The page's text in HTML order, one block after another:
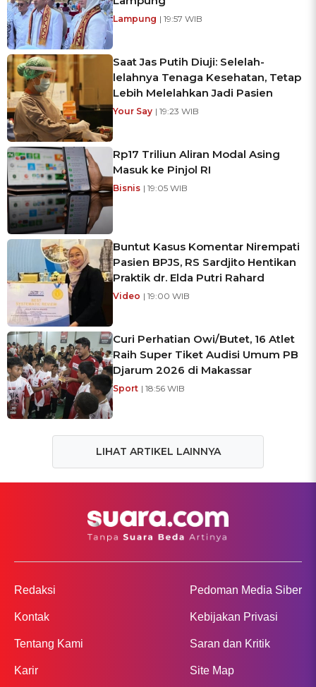
Lampung | 19:57 WIB
Saat Jas Putih Diuji: Selelah-
lelahnya Tenaga Kesehatan, Tetap
Lebih Melelahkan Jadi Pasien
Your Say | 19:23 WIB
Rp17 Triliun Aliran Modal Asing
Masuk ke Pinjol RI
Bisnis | 19:05 WIB
Buntut Kasus Komentar Nirempati
Pasien BPJS, RS Sardjito Hentikan
Praktik dr. Elda Putri Rahard
Video | 19:00 WIB
Curi Perhatian Owi/Butet, 16 Atlet
Raih Super Tiket Audisi Umum PB
Djarum 2026 di Makassar
Sport | 18:56 WIB
LIHAT ARTIKEL LAINNYA
Redaksi
Kontak
Tentang Kami
Karir
Pedoman Media Siber
Kebijakan Privasi
Saran dan Kritik
Site Map